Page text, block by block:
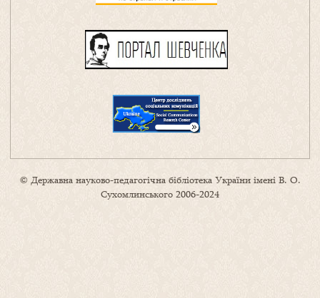
© Державна науково-педагогічна бібліотека України імені В. О.
Сухомлинського 2006-2024